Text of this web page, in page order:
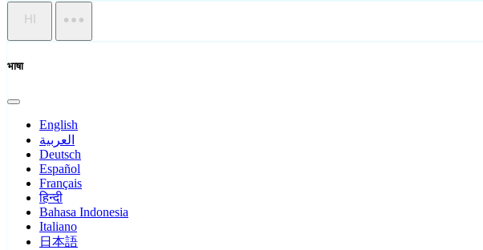
HI
भाषा
English
العربية
Deutsch
Español
Français
हिन्दी
Bahasa Indonesia
Italiano
日本語